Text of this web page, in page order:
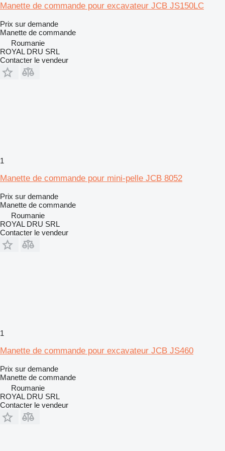
Manette de commande pour excavateur JCB JS150LC
Prix sur demande
Manette de commande
Roumanie
ROYAL DRU SRL
Contacter le vendeur
1
Manette de commande pour mini-pelle JCB 8052
Prix sur demande
Manette de commande
Roumanie
ROYAL DRU SRL
Contacter le vendeur
1
Manette de commande pour excavateur JCB JS460
Prix sur demande
Manette de commande
Roumanie
ROYAL DRU SRL
Contacter le vendeur